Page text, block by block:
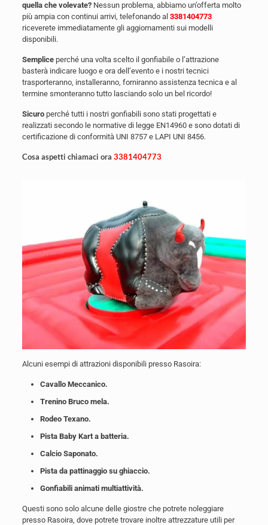
quella che volevate?Nessun problema, abbiamo un’offerta molto
più ampia con continui arrivi, telefonando al 3381404773
riceverete immediatamente gli aggiornamenti sui modelli
disponibili.
Sempliceperché una volta scelto il gonfiabile o l’attrazione
basterà indicare luogo e ora dell’evento e i nostri tecnici
trasporteranno, installeranno, forniranno assistenza tecnica e al
termine smonteranno tutto lasciando solo un bel ricordo!
Sicuroperché tutti i nostri gonfiabili sono stati progettati e
realizzati secondo le normative di legge EN14960 e sono dotati di
certificazione di conformità UNI 8757 e LAPI UNI 8456.
Cosa aspetti chiamaci ora 3381404773
Alcuni esempi di attrazioni disponibili presso Rasoira:
Cavallo Meccanico.
Trenino Bruco mela.
Rodeo Texano.
Pista Baby Kart a batteria.
Calcio Saponato.
Pista da pattinaggio su ghiaccio.
Gonfiabili animati multiattività.
Questi sono solo alcune delle giostre che potrete noleggiare
presso Rasoira, dove potrete trovare inoltre attrezzature utili per